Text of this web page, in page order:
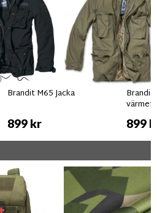
Brandit M65 Jacka
899 kr
Brandit
899